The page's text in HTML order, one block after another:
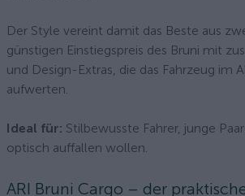
Der Style vereint damit das Beste aus
günstigen Einstiegspreis des Bruni mit
und Design-Extras, die das Fahrzeug im
aufwerten.
Ideal für: Stilbewusste Fahrer, junge
optisch auffallen wollen.
ARI Bruni Cargo – der